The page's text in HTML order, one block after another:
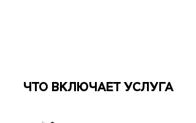
ЧТО ВКЛЮЧАЕТ УСЛУГА